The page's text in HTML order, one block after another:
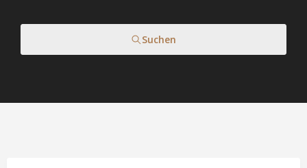
Suchen